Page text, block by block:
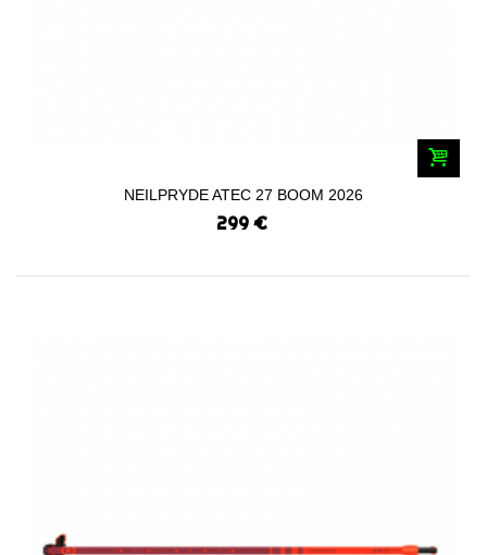
NEILPRYDE ATEC 27 BOOM 2026
299 €